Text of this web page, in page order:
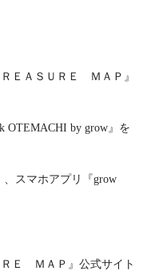
ＥＡＳＵＲＥ ＭＡＰ』
OTEMACHI by grow』を
、スマホアプリ『grow
ＲＥ ＭＡＰ』公式サイト